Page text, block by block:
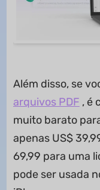
Além disso, se
arquivos PDF , é
muito barato
apenas US$
69,99 para uma
pode ser usada